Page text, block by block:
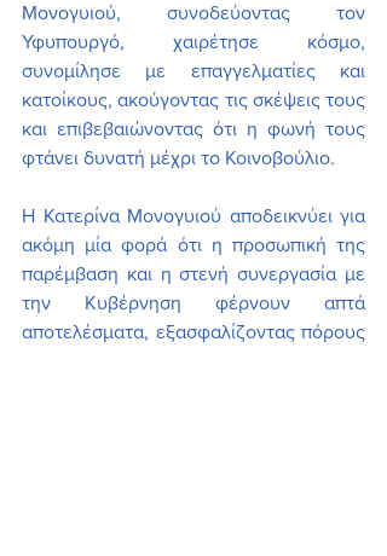
Μονογυιού, συνοδεύοντας τον
Υφυπουργό, χαιρέτησε κόσμο,
συνομίλησε με επαγγελματίες και
κατοίκους, ακούγοντας τις σκέψεις τους
και επιβεβαιώνοντας ότι η φωνή τους
φτάνει δυνατή μέχρι το Κοινοβούλιο.
Η Κατερίνα Μονογυιού αποδεικνύει για
ακόμη μία φορά ότι η προσωπική της
παρέμβαση και η στενή συνεργασία με
την Κυβέρνηση φέρνουν απτά
αποτελέσματα, εξασφαλίζοντας πόρους